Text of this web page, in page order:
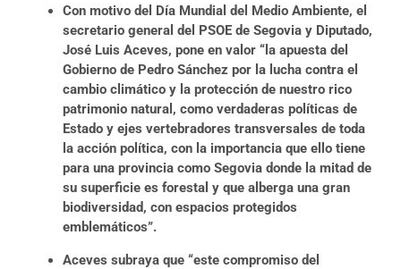
Con motivo del Día Mundial del Medio Ambiente, el
secretario general del PSOE de Segovia y Diputado,
José Luis Aceves, pone en valor “la apuesta del
Gobierno de Pedro Sánchez por la lucha contra el
cambio climático y la protección de nuestro rico
patrimonio natural, como verdaderas políticas de
Estado y ejes vertebradores transversales de toda
la acción política, con la importancia que ello tiene
para una provincia como Segovia donde la mitad de
su superficie es forestal y que alberga una gran
biodiversidad, con espacios protegidos
emblemáticos”.
Aceves subraya que “este compromiso del